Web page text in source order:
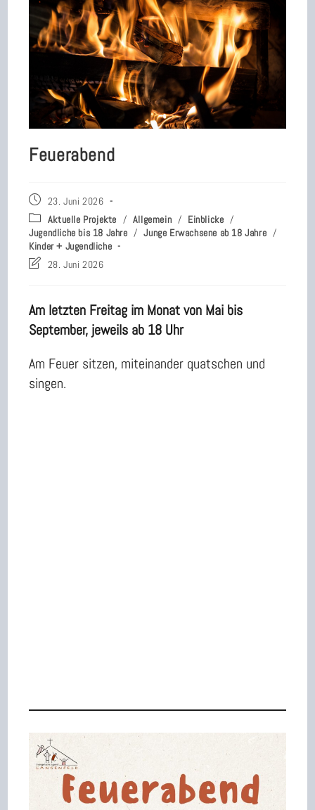
Feuerabend
Beitrag
veröffentlicht:
23. Juni 2026
Beitrags-
Kategorie:
Aktuelle Projekte / Allgemein / Einblicke /
Jugendliche bis 18 Jahre / Junge Erwachsene ab 18 Jahre /
Kinder + Jugendliche
Beitrag
am:
28. Juni 2026
Am letzten Freitag im Monat von Mai bis
September, jeweils ab 18 Uhr
Am Feuer sitzen, miteinander quatschen und
singen.